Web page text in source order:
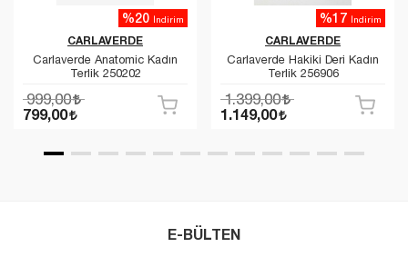
CARLAVERDE
Carlaverde Anatomic Kadın
Terlik 250202
%20 İndirim
999,00
799,00
CARLAVERDE
Carlaverde Hakiki Deri Kadın
Terlik 256906
%17 İndirim
1.399,00
1.149,00
E-BÜLTEN